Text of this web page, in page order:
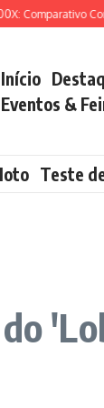
Início
Eventos &
Teste